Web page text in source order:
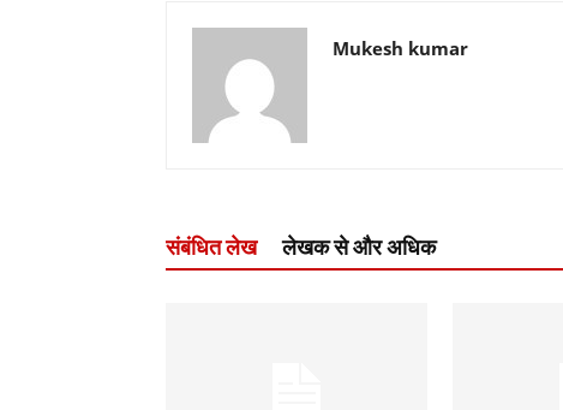
Mukesh kumar
संबंधित लेख लेखक से और अधिक